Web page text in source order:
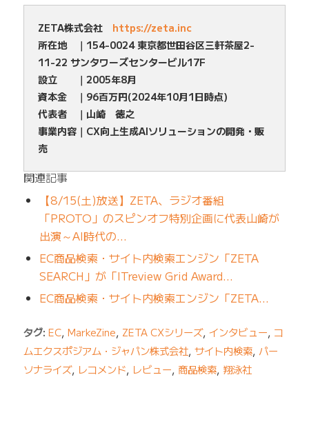
ZETA株式会社 https://zeta.inc
所在地 ｜154-0024 東京都世田谷区三軒茶屋2-
11-22 サンタワーズセンタービル17F
設立 ｜2005年8月
資本金 ｜96百万円(2024年10月1日時点)
代表者 ｜山崎 徳之
事業内容｜CX向上生成AIソリューションの開発・販
売
関連記事
【8/15(土)放送】ZETA、ラジオ番組
「PROTO」のスピンオフ特別企画に代表山崎が
出演～AI時代の…
EC商品検索・サイト内検索エンジン「ZETA
SEARCH」が「ITreview Grid Award…
EC商品検索・サイト内検索エンジン「ZETA…
タグ: EC, MarkeZine, ZETA CXシリーズ, インタビュー, コ
ムエクスポジアム・ジャパン株式会社, サイト内検索, パー
ソナライズ, レコメンド, レビュー, 商品検索, 翔泳社